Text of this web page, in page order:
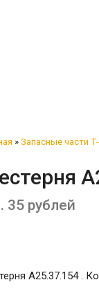
» Запасные части
35 рублей
А25.37.154 .